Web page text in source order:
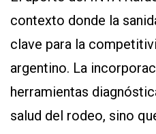
contexto donde la
clave para la
argentino. La
herramientas
salud del rodeo, sino